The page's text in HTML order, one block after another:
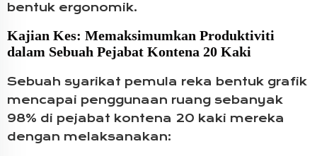
bentuk ergonomik.
Kajian Kes: Memaksimumkan Produktiviti
dalam Sebuah Pejabat Kontena 20 Kaki
Sebuah syarikat pemula reka bentuk grafik
mencapai penggunaan ruang sebanyak
98% di pejabat kontena 20 kaki mereka
dengan melaksanakan: